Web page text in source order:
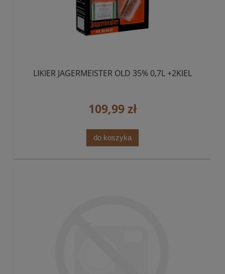
LIKIER JAGERMEISTER OLD 35% 0,7L +2KIEL
109,99 zł
do koszyka